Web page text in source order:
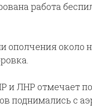
работа
ополчения около
и ЛНР отмечает
поднимались с